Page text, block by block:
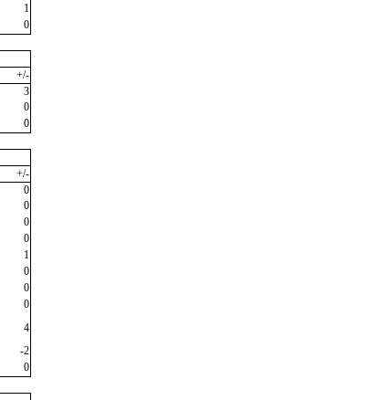
1
0
+/-
3
0
0
+/-
0
0
0
0
1
0
0
0
4
-2
0